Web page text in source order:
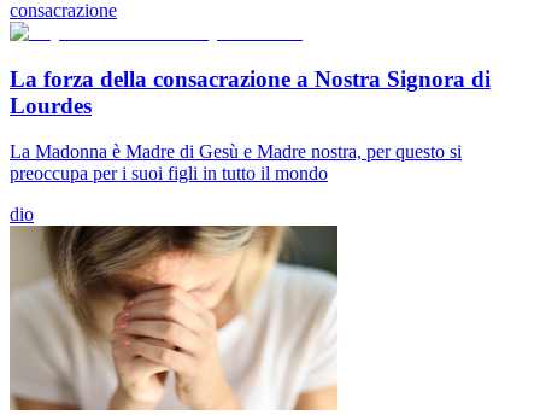
consacrazione
La forza della consacrazione a Nostra Signora di
Lourdes
La Madonna è Madre di Gesù e Madre nostra, per questo si
preoccupa per i suoi figli in tutto il mondo
dio